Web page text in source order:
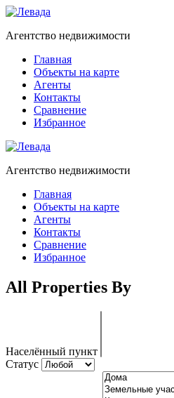
Агентство недвижимости
Главная
Объекты на карте
Агенты
Контакты
Сравнение
Избранное
Агентство недвижимости
Главная
Объекты на карте
Агенты
Контакты
Сравнение
Избранное
All Properties By
Населённый пункт
Статус